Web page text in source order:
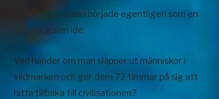
Vilse i Vildmarken började egentligen som en
ganska galen idé:
Vad händer om man släpper ut människor i
vildmarken och ger dem 72 timmar på sig att
hitta tillbaka till civilisationen?